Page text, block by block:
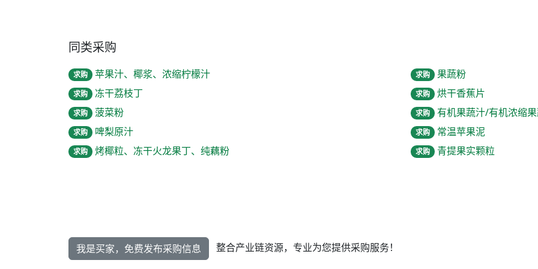
同类采购
求购 苹果汁、椰浆、浓缩柠檬汁 求购 果蔬粉
求购 冻干荔枝丁 求购 烘干香蕉片
求购 菠菜粉 求购 有机果蔬汁/有机浓缩
求购 啤梨原汁 求购 常温苹果泥
求购 烤椰粒、冻干火龙果丁、纯藕粉 求购 青提果实颗粒
我是买家，免费发布采购信息 整合产业链资源，专业为您提供采购服务！